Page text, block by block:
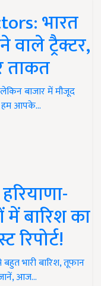
भारत
ट्रैक्टर,
ताकत
बाजार में मौजूद
हम आपके…
बारिश का
भारी बारिश, तूफान
आज…